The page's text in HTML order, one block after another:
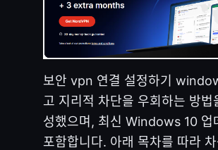
보안 vpn 연결 설정하기
고 지리적 차단을 우회하는 방
성했으며, 최신 Windows 10 업
포함합니다. 아래 목차를 따라